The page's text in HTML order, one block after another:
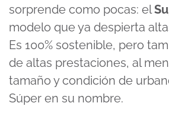
sorprende como pocas: el
modelo que ya despierta
Es 100% sostenible, pero
de altas prestaciones, al
tamaño y condición de
Súper en su nombre.